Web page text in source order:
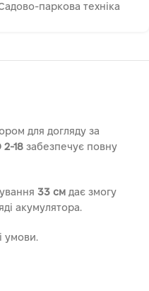
паркова техніка
для догляду за
18 забезпечує повну
33 см дає змогу
акумулятора.
умови.